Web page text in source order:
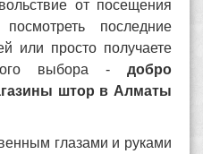
от посещения
последние
или просто получаете
выбора - добро
штор в Алматы
глазами и руками